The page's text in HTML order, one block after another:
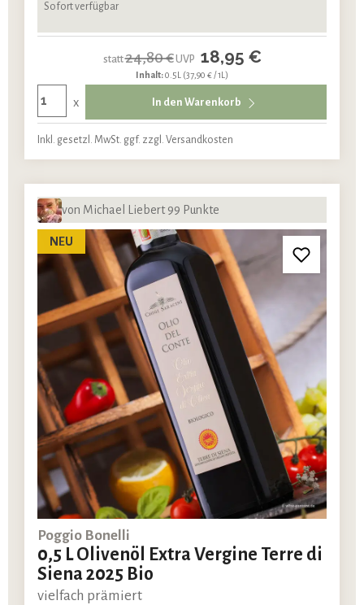
Sofort verfügbar
statt24,80 €UVP 18,95 €
Inhalt:0.5L (37,90 € / 1L)
x In den Warenkorb
Inkl. gesetzl. MwSt. ggf. zzgl. Versandkosten
von Michael Liebert 99 Punkte
NEU
Poggio Bonelli
0,5 L Olivenöl Extra Vergine Terre di
Siena 2025 Bio
vielfach prämiert